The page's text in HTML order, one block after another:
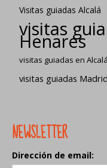
Visitas guiadas Alcalá
visitas
Henares
visitas guiadas en
visitas guiadas Madrid
NEWSLETTER
Dirección de email: